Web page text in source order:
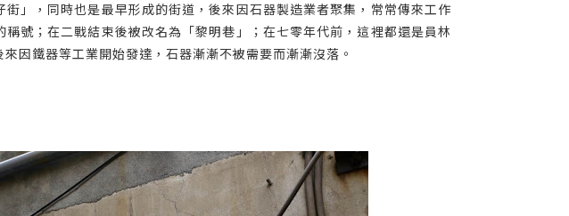
」，同時也是最早形成的街道，後來因石器製造業者聚集，常常傳來工作
稱號；在二戰結束後被改名為「黎明巷」；在七零年代前，這裡都還是員林
因鐵器等工業開始發達，石器漸漸不被需要而漸漸沒落。